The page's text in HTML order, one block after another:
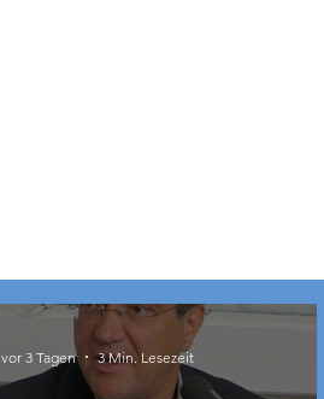
vor 3 Tagen 3 Min. Lesezeit